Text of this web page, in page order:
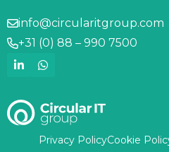
info@circularitgroup.com
+31 (0) 88 – 990 7500
Privacy PolicyCookie